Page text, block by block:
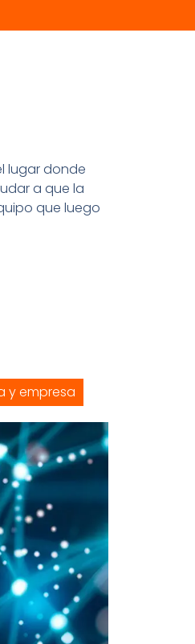
lugar donde
a que la
que luego
y empresa